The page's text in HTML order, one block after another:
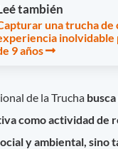
también
una trucha de
inolvidable
9 años
de la Trucha
como actividad de
y ambiental, sino